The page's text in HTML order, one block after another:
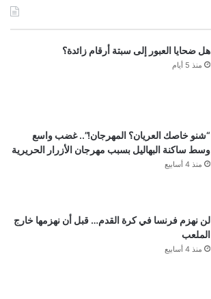
هل ضحايا العبور إلى سبتة أرقام زائدة؟
منذ 5 أيام
“شنو خاصك العريان؟ المهرجان!”.. غضب واسع
وسط ساكنة البهاليل بسبب مهرجان الأزرار الحريرية
منذ 4 أسابيع
لن نهزم فرنسا في كرة القدم… قبل أن نهزمها خارج
الملعب
منذ 4 أسابيع